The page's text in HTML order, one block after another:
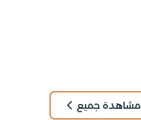
مشاهدة جميع